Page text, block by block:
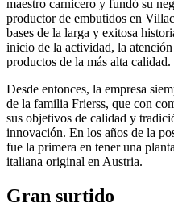
maestro carnicero y fundó su
productor de embutidos en
bases de la larga y exitosa
inicio de la actividad, la
productos de la más alta calidad.
Desde entonces, la empresa
de la familia Frierss, que con
sus objetivos de calidad y
innovación. En los años de la
fue la primera en tener una
italiana original en Austria.
Gran surtido